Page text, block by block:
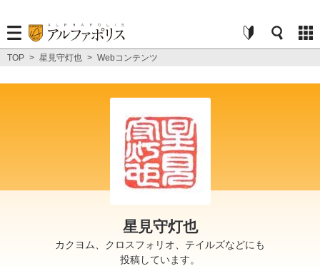
TOP > 星見守灯也 > Webコンテンツ
星見守灯也
カクヨム、クロスフォリオ、テイルズなどにも
投稿しています。